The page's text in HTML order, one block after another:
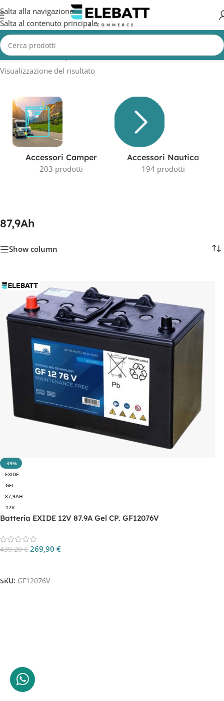
Salta alla navigazione
Salta al contenuto principale
Home/Prodotto Capacità in AH/87,9Ah
Visualizzazione del risultato
Accessori Camper
203 prodotti
Accessori Nautica
194 prodotti
87,9Ah
Show column
-39%
EXIDE
GEL
87,9AH
12V
Batteria EXIDE 12V 87.9A Gel CP. GF12076V
439,20€ 269,90 €
SKU: GF12076V